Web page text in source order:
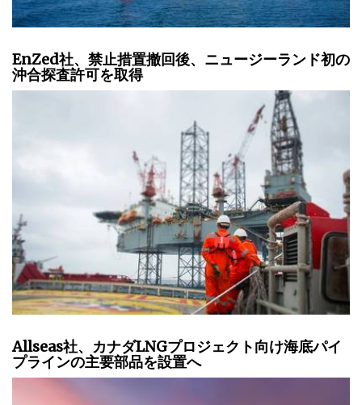
EnZed社、禁止措置撤回後、ニュージーランド初の
沖合探査許可を取得
Allseas社、カナダLNGプロジェクト向け海底パイ
プラインの主要部品を設置へ